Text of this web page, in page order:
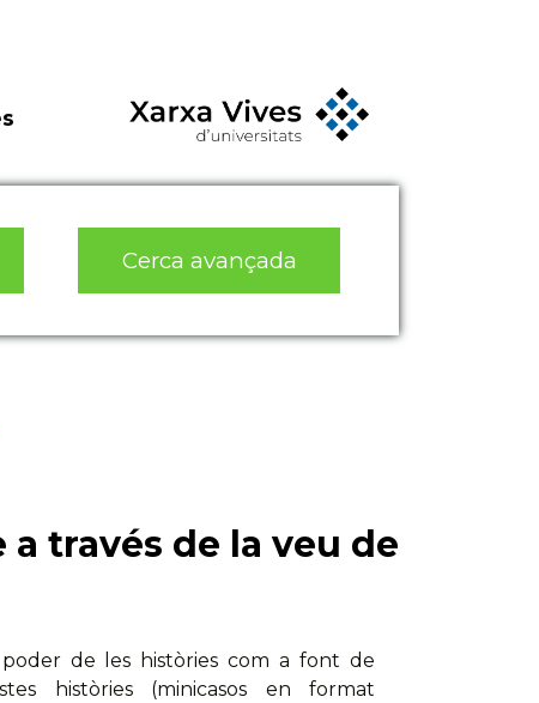
Cerca avançada
través de la veu de
de les històries com a font de
històries (minicasos en format